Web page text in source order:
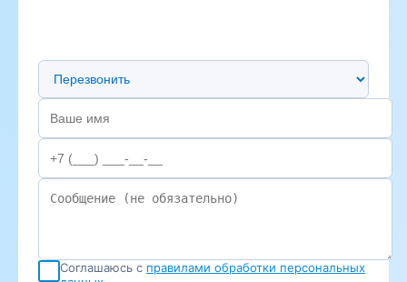
Предпочтительный способ связи
Соглашаюсь с правилами обработки персональных